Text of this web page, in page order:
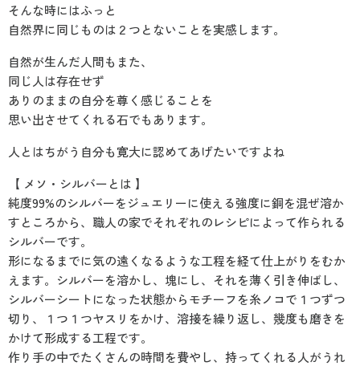
そんな時にはふっと
自然界に同じものは２つとないことを実感します。
自然が生んだ人間もまた、
同じ人は存在せず
ありのままの自分を尊く感じることを
思い出させてくれる石でもあります。
人とはちがう自分も寛大に認めてあげたいですよね
【 メソ・シルバーとは 】
純度99%のシルバーをジュエリーに使える強度に銅を混ぜ溶か
すところから、職人の家でそれぞれのレシピによって作られる
シルバーです。
形になるまでに気の遠くなるような工程を経て仕上がりをむか
えます。シルバーを溶かし、塊にし、それを薄く引き伸ばし、
シルバーシートになった状態からモチーフを糸ノコで１つずつ
切り、１つ１つヤスリをかけ、溶接を繰り返し、幾度も磨きを
かけて形成する工程です。
作り手の中でたくさんの時間を費やし、持ってくれる人がうれ